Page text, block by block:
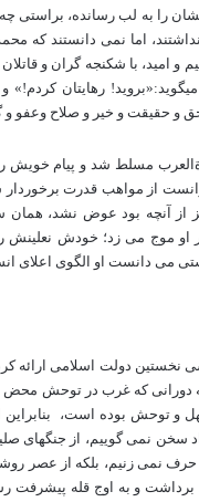
را به لب رسانده، براستی
اما نمی دانستند که
و امید، با شکنجه گران و
رهایتان
حق و حقیقت و خیر و صلاح
مسلط شد و پیام خویش را
از مواهب قدرت برخوردار
از آنچه بود عوض نشد،
او موج می زد؛ خودش
می دانست او الگوی
نخستین دولت اسلامی ارائه
به دورانی که غرب در توحش
و توحش بوده است،
سخن نمی گوییم، از
نمی زنیم، بلکه از عصر
و به اوج قله پیشرفت